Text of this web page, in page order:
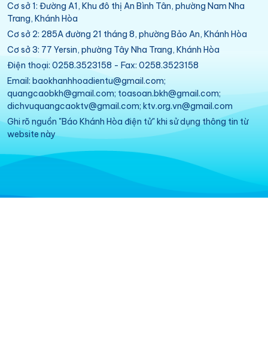
Cơ sở 1: Đường A1, Khu đô thị An Bình Tân, phường Nam Nha
Trang, Khánh Hòa
Cơ sở 2: 285A đường 21 tháng 8, phường Bảo An, Khánh Hòa
Cơ sở 3: 77 Yersin, phường Tây Nha Trang, Khánh Hòa
Điện thoại: 0258.3523158 - Fax: 0258.3523158
Email: baokhanhhoadientu@gmail.com;
quangcaobkh@gmail.com; toasoan.bkh@gmail.com;
dichvuquangcaoktv@gmail.com; ktv.org.vn@gmail.com
Ghi rõ nguồn "Báo Khánh Hòa điện tử" khi sử dụng thông tin từ
website này